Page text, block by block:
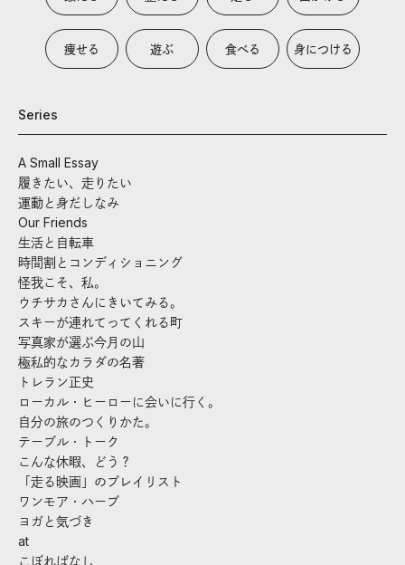
痩せる 遊ぶ 食べる 身につける
Series
A Small Essay
履きたい、走りたい
運動と身だしなみ
Our Friends
生活と自転車
時間割とコンディショニング
怪我こそ、私。
ウチサカさんにきいてみる。
スキーが連れてってくれる町
写真家が選ぶ今月の山
極私的なカラダの名著
トレラン正史
ローカル・ヒーローに会いに行く。
自分の旅のつくりかた。
テーブル・トーク
こんな休暇、どう？
「走る映画」のプレイリスト
ワンモア・ハーブ
ヨガと気づき
at
こぼればなし